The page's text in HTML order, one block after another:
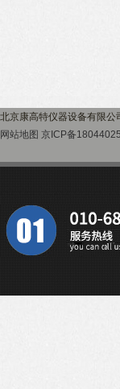
北京康高特仪器设备有限
网站地图 京ICP备